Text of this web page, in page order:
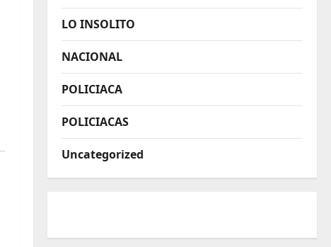
LO INSOLITO
NACIONAL
POLICIACA
POLICIACAS
Uncategorized